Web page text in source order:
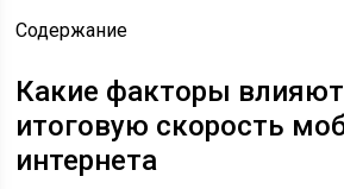
Содержание
Какие факторы
итоговую скорость
интернета